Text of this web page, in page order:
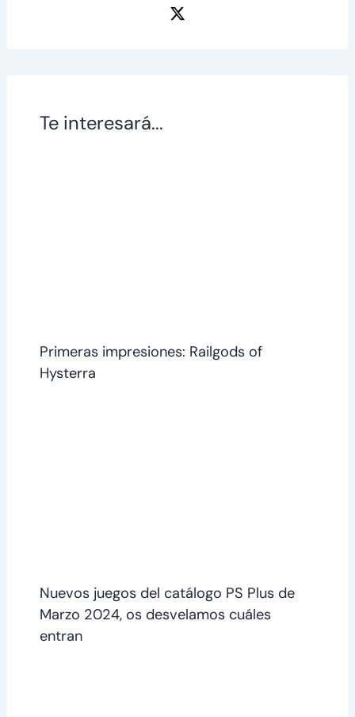
Te interesará...
Primeras impresiones: Railgods of
Hysterra
Nuevos juegos del catálogo PS Plus de
Marzo 2024, os desvelamos cuáles
entran